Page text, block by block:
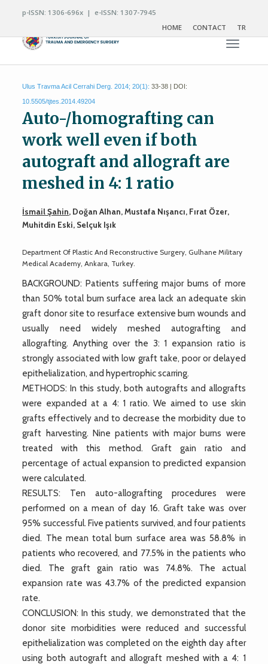
p-ISSN: 1306-696x | e-ISSN: 1307-7945
HOME
CONTACT TR
Toggle
Ulus Travma Acil Cerrahi Derg. 2014; 20(1): 33-38 | DOI:
10.5505/tjtes.2014.49204
Auto-/homografting can
work well even if both
autograft and allograft are
meshed in 4: 1 ratio
İsmail Şahin, Doğan Alhan, Mustafa Nışancı, Fırat Özer,
Muhitdin Eski, Selçuk Işık
Department Of Plastic And Reconstructive Surgery, Gulhane Military
Medical Academy, Ankara, Turkey.
BACKGROUND: Patients suffering major burns of more
than 50% total burn surface area lack an adequate skin
graft donor site to resurface extensive burn wounds and
usually need widely meshed autografting and
allografting. Anything over the 3: 1 expansion ratio is
strongly associated with low graft take, poor or delayed
epithelialization, and hypertrophic scarring.
METHODS: In this study, both autografts and allografts
were expanded at a 4: 1 ratio. We aimed to use skin
grafts effectively and to decrease the morbidity due to
graft harvesting. Nine patients with major burns were
treated with this method. Graft gain ratio and
percentage of actual expansion to predicted expansion
were calculated.
RESULTS: Ten auto-allografting procedures were
performed on a mean of day 16. Graft take was over
95% successful. Five patients survived, and four patients
died. The mean total burn surface area was 58.8% in
patients who recovered, and 77.5% in the patients who
died. The graft gain ratio was 74.8%. The actual
expansion rate was 43.7% of the predicted expansion
rate.
CONCLUSION: In this study, we demonstrated that the
donor site morbidities were reduced and successful
epithelialization was completed on the eighth day after
using both autograft and allograft meshed with a 4: 1